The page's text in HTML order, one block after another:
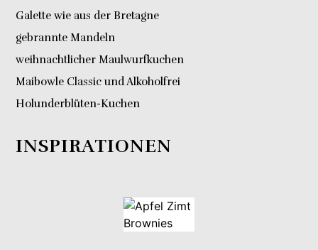
Galette wie aus der Bretagne
gebrannte Mandeln
weihnachtlicher Maulwurfkuchen
Maibowle Classic und Alkoholfrei
Holunderblüten-Kuchen
INSPIRATIONEN